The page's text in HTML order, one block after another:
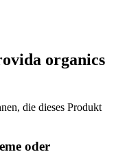
organics
die dieses Produkt
oder